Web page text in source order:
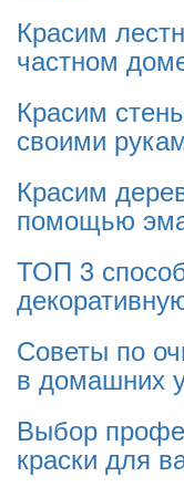
Красим
частном
Красим
своими
Красим
помощью
ТОП 3
Советы по
в домашних
Выбор
краски для